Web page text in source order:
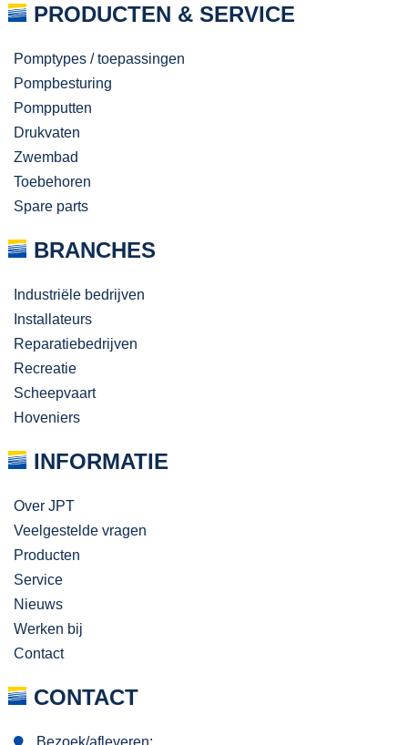
PRODUCTEN & SERVICE
Pomptypes / toepassingen
Pompbesturing
Pompputten
Drukvaten
Zwembad
Toebehoren
Spare parts
BRANCHES
Industriële bedrijven
Installateurs
Reparatiebedrijven
Recreatie
Scheepvaart
Hoveniers
INFORMATIE
Over JPT
Veelgestelde vragen
Producten
Service
Nieuws
Werken bij
Contact
CONTACT
Bezoek/afleveren: